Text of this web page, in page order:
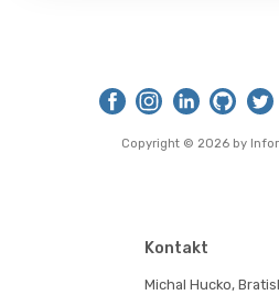
Copyright © 2026 by
Kontakt
Michal Hucko,